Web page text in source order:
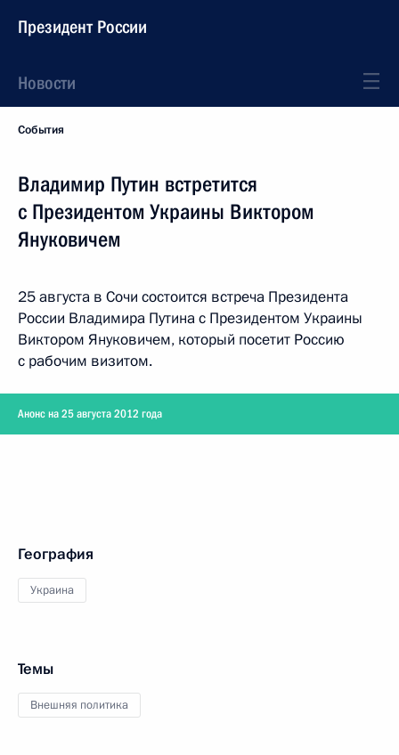
Президент России
Новости
События
Владимир Путин встретится
с Президентом Украины Виктором
Януковичем
25 августа в Сочи состоится встреча Президента
России Владимира Путина с Президентом Украины
Виктором Януковичем, который посетит Россию
с рабочим визитом.
Анонс на 25 августа 2012 года
География
Украина
Темы
Внешняя политика